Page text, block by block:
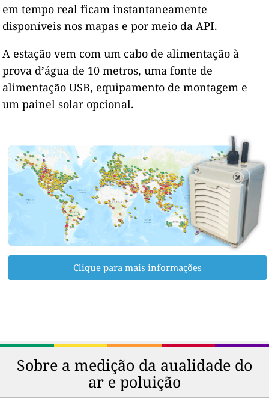
em tempo real ficam instantaneamente
disponíveis nos mapas e por meio da API.
A estação vem com um cabo de alimentação à
prova d’água de 10 metros, uma fonte de
alimentação USB, equipamento de montagem e
um painel solar opcional.
Clique para mais informações
Sobre a medição da aualidade do
ar e poluição